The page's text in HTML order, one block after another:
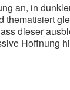
an, in
thematisiert
dieser
Hoffnung